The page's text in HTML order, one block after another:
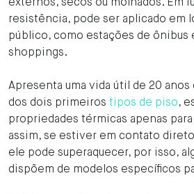
externos, secos ou molhados. Em
resistência, pode ser aplicado em
público, como estações de ônibus
shoppings.
Apresenta uma vida útil de 20
dos dois primeiros tipos de piso,
propriedades térmicas apenas
assim, se estiver em contato
ele pode superaquecer, por isso,
dispõem de modelos específicos